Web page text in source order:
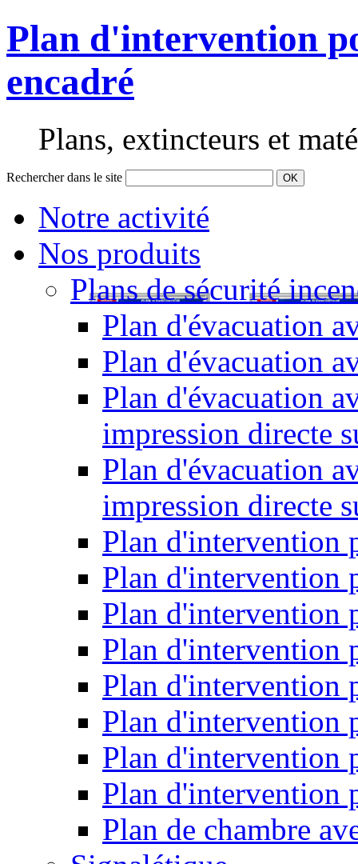
Plan d'intervention
encadré
Plans, extincteurs et
Rechercher dans le site OK
Notre activité
Nos produits
Plans de sécurité
Plan d'évacuation
Plan d'évacuation
Plan d'évacuation
impression directe
Plan d'évacuation
impression directe
Plan d'intervention
Plan d'intervention
Plan d'intervention
Plan d'intervention
Plan d'intervention
Plan d'intervention
Plan d'intervention
Plan d'intervention
Plan de chambre